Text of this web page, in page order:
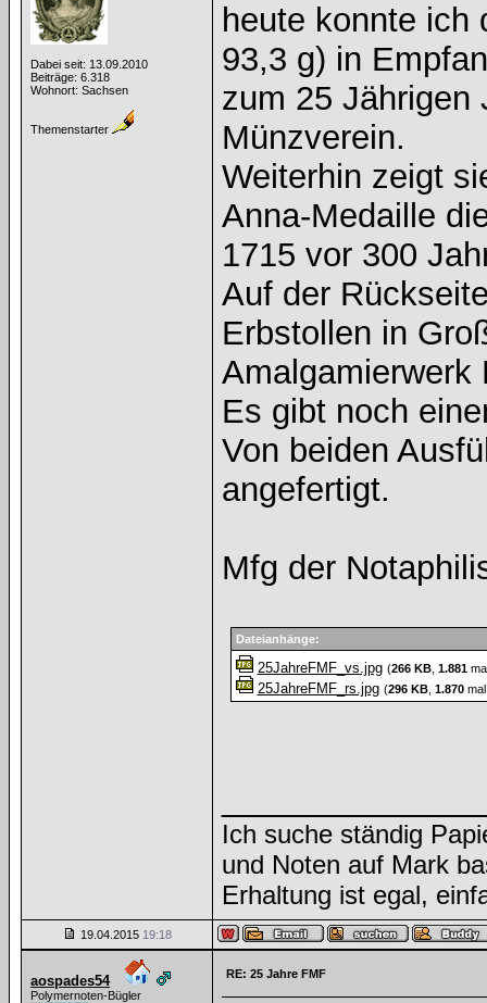
Dabei seit: 13.09.2010
Beiträge: 6.318
Wohnort: Sachsen
Themenstarter
heute konnte ich
93,3 g) in
zum 25 Jährigen
Münzverein.
Weiterhin zeigt
Anna-Medaille
1715 vor 300
Auf der
Erbstollen in
Amalgamierwerk
Es gibt noch
Von beiden
angefertigt.
Mfg der
Dateianhänge:
25JahreFMF_vs.jpg (266 KB, 1.881
25JahreFMF_rs.jpg (296 KB, 1.870mal
Ich suche ständig
und Noten auf Mark
Erhaltung ist egal,
19.04.2015 19:18
aospades54
Polymernoten-Bügler
RE: 25 Jahre FMF